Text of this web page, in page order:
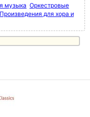
музыка Оркестровые
для хора и